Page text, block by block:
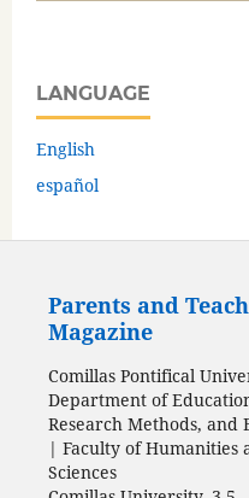
LANGUAGE
English
español
Parents and
Magazine
Comillas Pontifical
Department of
Research Methods, and
| Faculty of Humanities
Sciences